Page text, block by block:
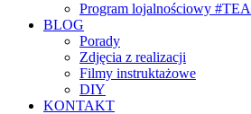
Program lojalnościowy
BLOG
Porady
Zdjęcia z realizacji
Filmy instruktażowe
DIY
KONTAKT